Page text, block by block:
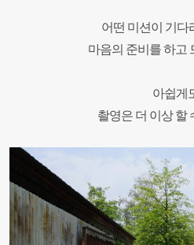
어떤 미션이 기다
마음의 준비를 하고
아쉽게
촬영은 더 이상 할